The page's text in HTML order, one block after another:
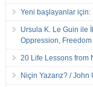
Yeni başlayanlar
Ursula K. Le Guin ile
Oppression, Freedom
20 Life Lessons from
Niçin Yazarız? / John